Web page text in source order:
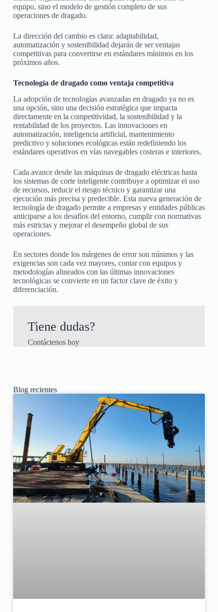
equipo, sino el modelo de gestión completo de sus
operaciones de dragado.
La dirección del cambio es clara: adaptabilidad,
automatización y sostenibilidad dejarán de ser ventajas
competitivas para convertirse en estándares mínimos en los
próximos años.
Tecnología de dragado como ventaja competitiva
La adopción de tecnologías avanzadas en dragado ya no es
una opción, sino una decisión estratégica que impacta
directamente en la competitividad, la sostenibilidad y la
rentabilidad de los proyectos. Las innovaciones en
automatización, inteligencia artificial, mantenimiento
predictivo y soluciones ecológicas están redefiniendo los
estándares operativos en vías navegables costeras e interiores.
Cada avance desde las máquinas de dragado eléctricas hasta
los sistemas de corte inteligente contribuye a optimizar el uso
de recursos, reducir el riesgo técnico y garantizar una
ejecución más precisa y predecible. Esta nueva generación de
tecnología de dragado permite a empresas y entidades públicas
anticiparse a los desafíos del entorno, cumplir con normativas
más estrictas y mejorar el desempeño global de sus
operaciones.
En sectores donde los márgenes de error son mínimos y las
exigencias son cada vez mayores, contar con equipos y
metodologías alineados con las últimas innovaciones
tecnológicas se convierte en un factor clave de éxito y
diferenciación.
Tiene dudas?
Contáctenos hoy
Blog recientes